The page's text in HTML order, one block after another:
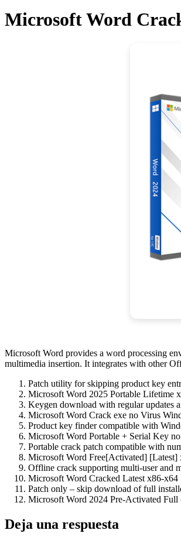
Microsoft Word
Microsoft Word provides a word processing
multimedia insertion. It integrates with other
Patch utility for skipping product key
Microsoft Word 2025 Portable Lifetime
Keygen download with regular updates
Microsoft Word Crack exe no Virus
Product key finder compatible with
Microsoft Word Portable + Serial Key
Portable crack patch compatible with
Microsoft Word Free[Activated] [Latest]
Offline crack supporting multi-user and
Microsoft Word Cracked Latest x86-
Patch only – skip download of full
Microsoft Word 2024 Pre-Activated
Deja una respuesta